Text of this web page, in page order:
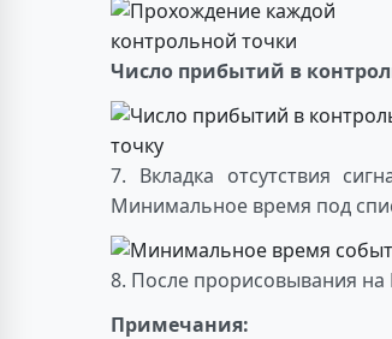
Число прибытий в
7. Вкладка отсутствия
Минимальное время под
8. После прорисовывания на
Примечания: